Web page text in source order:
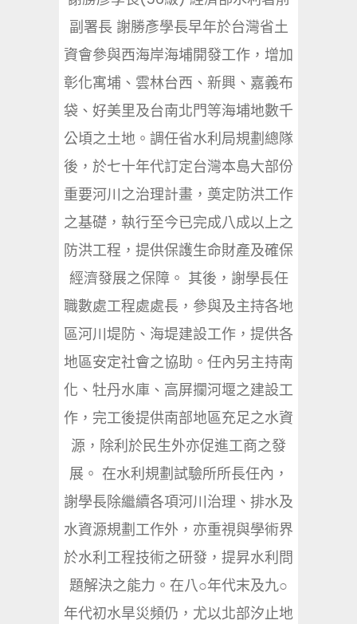
副署長 謝勝彥學長早年於台灣省土
資會參與西海岸海埔開發工作，增加
彰化寓埔、雲林台西、新興、嘉義布
袋、好美里及台南北門等海埔地數千
公頃之土地。調任省水利局規劃總隊
後，於七十年代訂定台灣本島大部份
重要河川之治理計畫，奠定防洪工作
之基礎，執行至今已完成八成以上之
防洪工程，提供保護生命財產及確保
經濟發展之保障。 其後，謝學長任
職數處工程處處長，參與及主持各地
區河川堤防、海堤建設工作，提供各
地區安定社會之協助。任內另主持南
化、牡丹水庫、高屏攔河堰之建設工
作，完工後提供南部地區充足之水資
源，除利於民生外亦促進工商之發
展。 在水利規劃試驗所所長任內，
謝學長除繼續各項河川治理、排水及
水資源規劃工作外，亦重視與學術界
於水利工程技術之研發，提昇水利問
題解決之能力。在八○年代末及九○
年代初水旱災頻仍，尤以北部汐止地